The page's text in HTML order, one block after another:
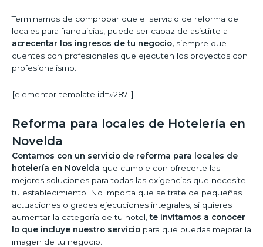
Terminamos de comprobar que el servicio de reforma de
locales para franquicias, puede ser capaz de asistirte a
acrecentar los ingresos de tu negocio, siempre que
cuentes con profesionales que ejecuten los proyectos con
profesionalismo.
[elementor-template id=»287″]
Reforma para locales de Hotelería en
Novelda
Contamos con un servicio de reforma para locales de
hotelería en Novelda que cumple con ofrecerte las
mejores soluciones para todas las exigencias que necesite
tu establecimiento. No importa que se trate de pequeñas
actuaciones o grades ejecuciones integrales, si quieres
aumentar la categoría de tu hotel,te invitamos a conocer
lo que incluye nuestro servicio para que puedas mejorar la
imagen de tu negocio.